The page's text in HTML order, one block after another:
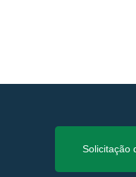
Solicitação